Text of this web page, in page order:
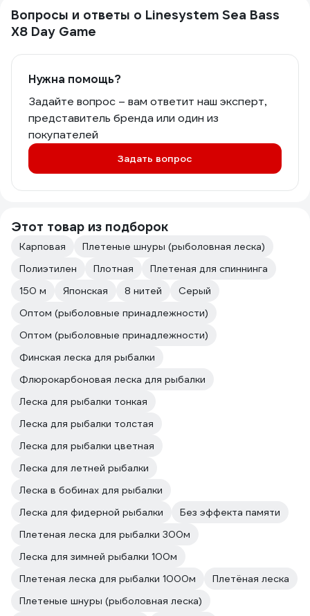
Вопросы и ответы о Linesystem Sea Bass
X8 Day Game
Нужна помощь?
Задайте вопрос – вам ответит наш эксперт,
представитель бренда или один из
покупателей
Задать вопрос
Этот товар из подборок
Карповая
Плетеные шнуры (рыболовная леска)
Полиэтилен
Плотная
Плетеная для спиннинга
150 м
Японская 8 нитей
Серый
Оптом (рыболовные принадлежности)
Оптом (рыболовные принадлежности)
Финская леска для рыбалки
Флюрокарбоновая леска для рыбалки
Леска для рыбалки тонкая
Леска для рыбалки толстая
Леска для рыбалки цветная
Леска для летней рыбалки
Леска в бобинах для рыбалки
Леска для фидерной рыбалки
Без эффекта памяти
Плетeная леска для рыбалки 300м
Леска для зимней рыбалки 100м
Плетeная леска для рыбалки 1000м
Плетёная леска
Плетеные шнуры (рыболовная леска)